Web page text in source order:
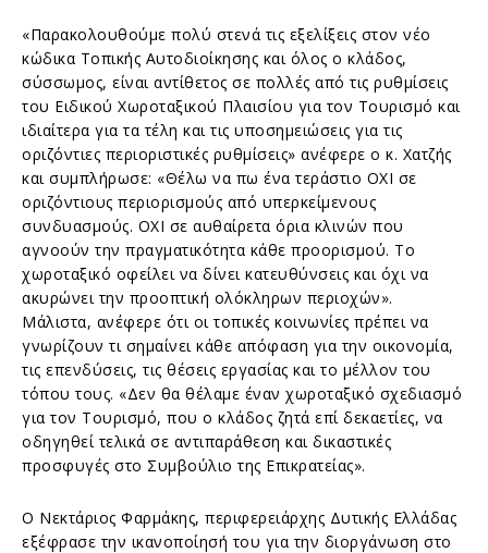
«Παρακολουθούμε πολύ στενά τις εξελίξεις στον νέο
κώδικα Τοπικής Αυτοδιοίκησης και όλος ο κλάδος,
σύσσωμος, είναι αντίθετος σε πολλές από τις ρυθμίσεις
του Ειδικού Χωροταξικού Πλαισίου για τον Τουρισμό και
ιδιαίτερα για τα τέλη και τις υποσημειώσεις για τις
οριζόντιες περιοριστικές ρυθμίσεις» ανέφερε ο κ. Χατζής
και συμπλήρωσε: «Θέλω να πω ένα τεράστιο ΟΧΙ σε
οριζόντιους περιορισμούς από υπερκείμενους
συνδυασμούς. ΟΧΙ σε αυθαίρετα όρια κλινών που
αγνοούν την πραγματικότητα κάθε προορισμού. Το
χωροταξικό οφείλει να δίνει κατευθύνσεις και όχι να
ακυρώνει την προοπτική ολόκληρων περιοχών».
Μάλιστα, ανέφερε ότι οι τοπικές κοινωνίες πρέπει να
γνωρίζουν τι σημαίνει κάθε απόφαση για την οικονομία,
τις επενδύσεις, τις θέσεις εργασίας και το μέλλον του
τόπου τους. «Δεν θα θέλαμε έναν χωροταξικό σχεδιασμό
για τον Τουρισμό, που ο κλάδος ζητά επί δεκαετίες, να
οδηγηθεί τελικά σε αντιπαράθεση και δικαστικές
προσφυγές στο Συμβούλιο της Επικρατείας».
Ο Νεκτάριος Φαρμάκης, περιφερειάρχης Δυτικής Ελλάδας
εξέφρασε την ικανοποίησή του για την διοργάνωση στο